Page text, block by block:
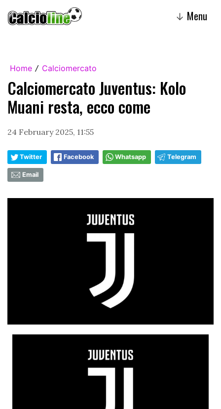
↓ Menu
Home / Calciomercato
Calciomercato Juventus: Kolo
Muani resta, ecco come
24 February 2025, 11:55
Twitter Facebook Whatsapp Telegram
Email